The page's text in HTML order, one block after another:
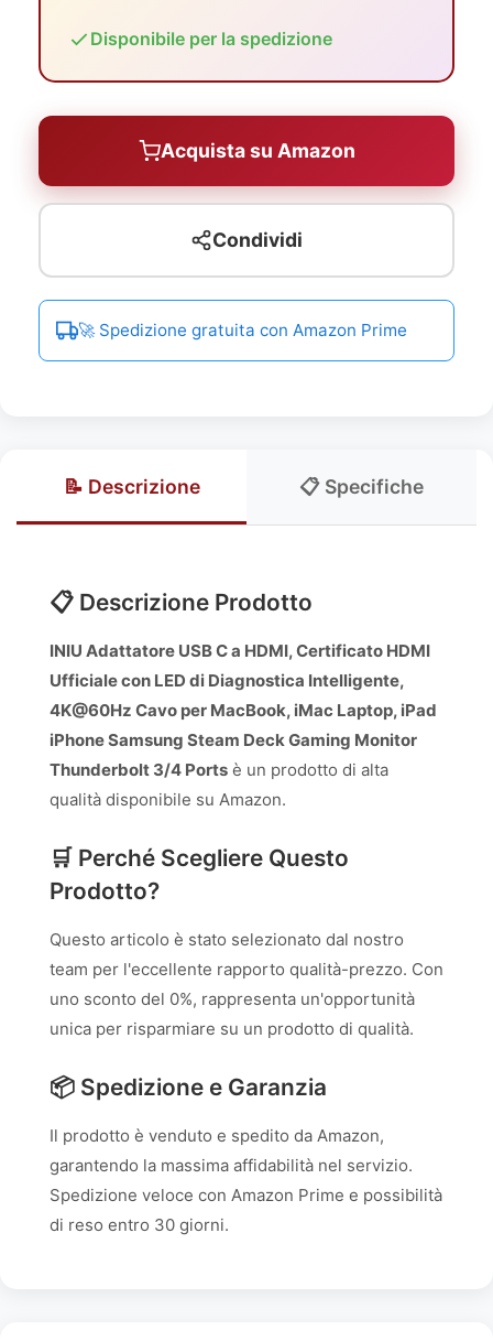
Disponibile per la spedizione
Acquista su Amazon
Condividi
🚀 Spedizione gratuita con Amazon Prime
📝 Descrizione 📋 Specifiche
📋 Descrizione Prodotto
INIU Adattatore USB C a HDMI, Certificato HDMI
Ufficiale con LED di Diagnostica Intelligente,
4K@60Hz Cavo per MacBook, iMac Laptop, iPad
iPhone Samsung Steam Deck Gaming Monitor
Thunderbolt 3/4 Ports è un prodotto di alta
qualità disponibile su Amazon.
🛒 Perché Scegliere Questo
Prodotto?
Questo articolo è stato selezionato dal nostro
team per l'eccellente rapporto qualità-prezzo. Con
uno sconto del 0%, rappresenta un'opportunità
unica per risparmiare su un prodotto di qualità.
📦 Spedizione e Garanzia
Il prodotto è venduto e spedito da Amazon,
garantendo la massima affidabilità nel servizio.
Spedizione veloce con Amazon Prime e possibilità
di reso entro 30 giorni.